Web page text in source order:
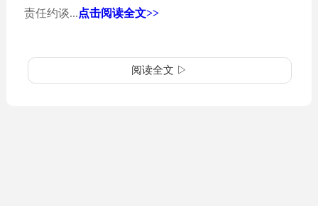
责任约谈...点击阅读全文>>
阅读全文 ▷